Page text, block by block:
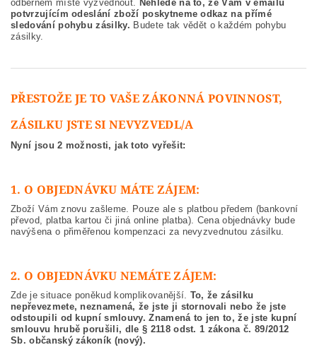
odběrném místě vyzvednout. Nehledě na to, že Vám v emailu
potvrzujícím odeslání zboží poskytneme odkaz na přímé
sledování pohybu zásilky. Budete tak vědět o každém pohybu
zásilky.
PŘESTOŽE JE TO VAŠE ZÁKONNÁ POVINNOST,
ZÁSILKU JSTE SI NEVYZVEDL/A
Nyní jsou 2 možnosti, jak toto vyřešit:
1. O OBJEDNÁVKU MÁTE ZÁJEM:
Zboží Vám znovu zašleme. Pouze ale s platbou předem (bankovní
převod, platba kartou či jiná online platba). Cena objednávky bude
navýšena o přiměřenou kompenzaci za nevyzvednutou zásilku.
2. O OBJEDNÁVKU NEMÁTE ZÁJEM:
Zde je situace poněkud komplikovanější. To, že zásilku
nepřevezmete, neznamená, že jste ji stornovali nebo že jste
odstoupili od kupní smlouvy. Znamená to jen to, že jste kupní
smlouvu hrubě porušili, dle § 2118 odst. 1 zákona č. 89/2012
Sb. občanský zákoník (nový).